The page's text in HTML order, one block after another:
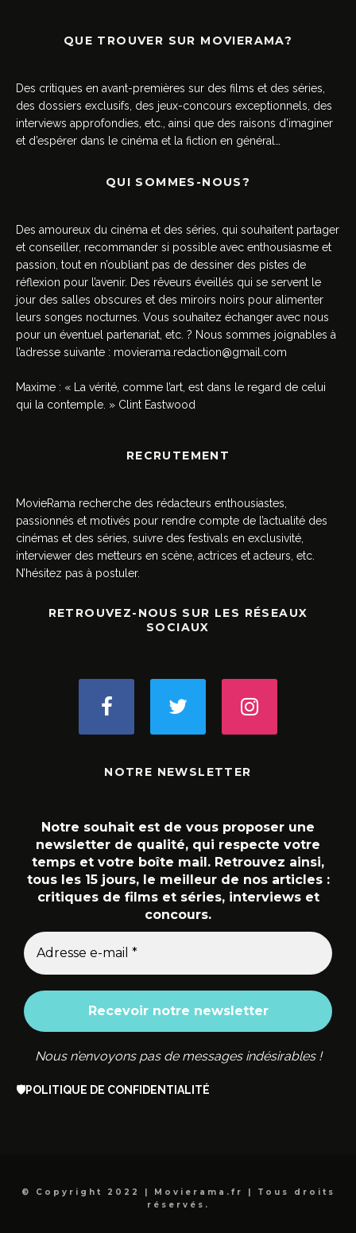
QUE TROUVER SUR MOVIERAMA?
Des critiques en avant-premières sur des films et des séries,
des dossiers exclusifs, des jeux-concours exceptionnels, des
interviews approfondies, etc., ainsi que des raisons d’imaginer
et d’espérer dans le cinéma et la fiction en général…
QUI SOMMES-NOUS?
Des amoureux du cinéma et des séries, qui souhaitent partager
et conseiller, recommander si possible avec enthousiasme et
passion, tout en n’oubliant pas de dessiner des pistes de
réflexion pour l’avenir. Des rêveurs éveillés qui se servent le
jour des salles obscures et des miroirs noirs pour alimenter
leurs songes nocturnes. Vous souhaitez échanger avec nous
pour un éventuel partenariat, etc. ? Nous sommes joignables à
l’adresse suivante : movierama.redaction@gmail.com
Maxime : « La vérité, comme l’art, est dans le regard de celui
qui la contemple. » Clint Eastwood
RECRUTEMENT
MovieRama recherche des rédacteurs enthousiastes,
passionnés et motivés pour rendre compte de l’actualité des
cinémas et des séries, suivre des festivals en exclusivité,
interviewer des metteurs en scène, actrices et acteurs, etc.
N’hésitez pas à postuler.
RETROUVEZ-NOUS SUR LES RÉSEAUX
SOCIAUX
NOTRE NEWSLETTER
Notre souhait est de vous proposer une
newsletter de qualité, qui respecte votre
temps et votre boîte mail. Retrouvez ainsi,
tous les 15 jours, le meilleur de nos articles :
critiques de films et séries, interviews et
concours.
Nous n’envoyons pas de messages indésirables !
🛡️POLITIQUE DE CONFIDENTIALITÉ
© Copyright 2022 | Movierama.fr | Tous droits
réservés.